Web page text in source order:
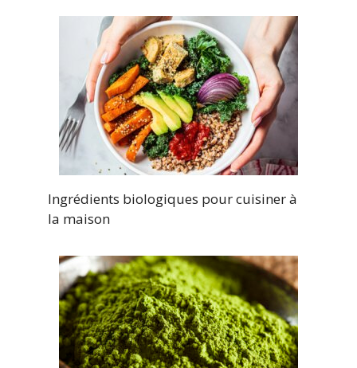
Ingrédients biologiques pour cuisiner à
la maison